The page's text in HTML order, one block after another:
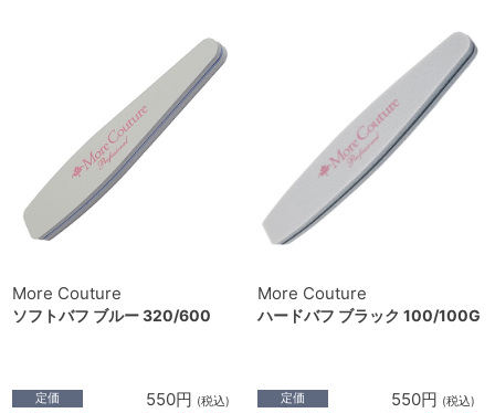
More Couture
ソフトバフ ブルー 320/600
定価 550円 (税込)
More Couture
ハードバフ ブラック 100/100G
定価 550円 (税込)